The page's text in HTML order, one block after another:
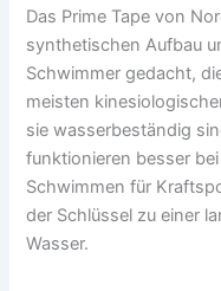
Das Prime Tape von
synthetischen Aufbau
Schwimmer gedacht,
meisten
sie wasserbeständig
funktionieren besser
Schwimmen für
der Schlüssel zu einer
Wasser.